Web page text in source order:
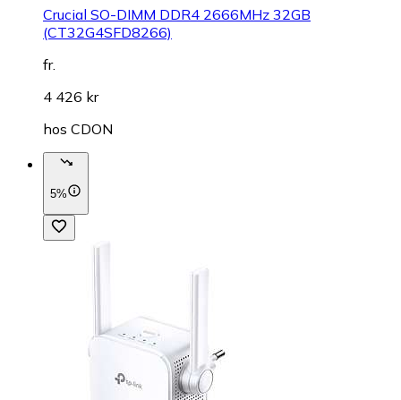
Crucial SO-DIMM DDR4 2666MHz 32GB
(CT32G4SFD8266)
fr.
4 426 kr
hos CDON
5%